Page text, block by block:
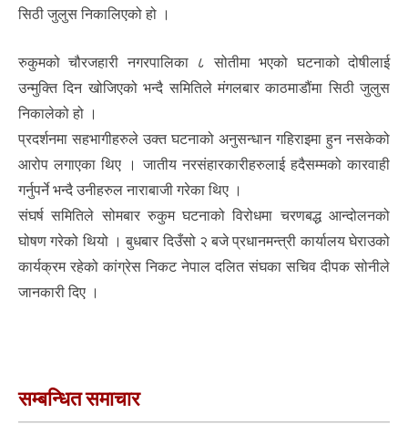
सिठी जुलुस निकालिएको हो ।
रुकुमको चौरजहारी नगरपालिका ८ सोतीमा भएको घटनाको दोषीलाई
उन्मुक्ति दिन खोजिएको भन्दै समितिले मंगलबार काठमाडौंमा सिठी जुलुस
निकालेको हो ।
प्रदर्शनमा सहभागीहरुले उक्त घटनाको अनुसन्धान गहिराइमा हुन नसकेको
आरोप लगाएका थिए । जातीय नरसंहारकारीहरुलाई हदैसम्मको कारवाही
गर्नुपर्ने भन्दै उनीहरुल नाराबाजी गरेका थिए ।
संघर्ष समितिले सोमबार रुकुम घटनाको विरोधमा चरणबद्ध आन्दोलनको
घोषण गरेको थियो । बुधबार दिउँसो २ बजे प्रधानमन्त्री कार्यालय घेराउको
कार्यक्रम रहेको कांग्रेस निकट नेपाल दलित संघका सचिव दीपक सोनीले
जानकारी दिए ।
सम्बन्धित समाचार